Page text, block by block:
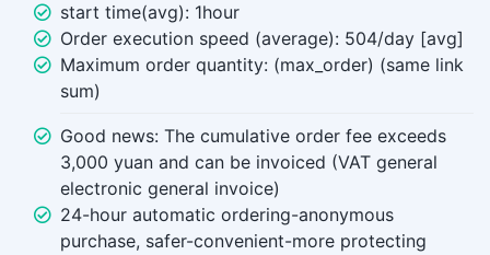
start time(avg): 1hour
Order execution speed (average): 504/day [avg]
Maximum order quantity: (max_order) (same link
sum)
Good news: The cumulative order fee exceeds
3,000 yuan and can be invoiced (VAT general
electronic general invoice)
24-hour automatic ordering-anonymous
purchase, safer-convenient-more protecting